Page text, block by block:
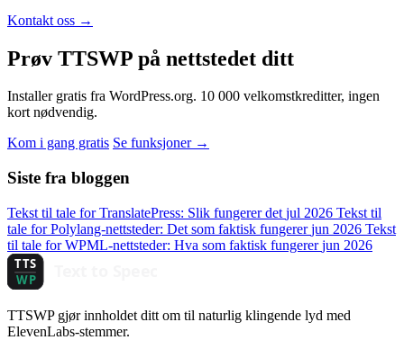
Kontakt oss →
Prøv TTSWP på nettstedet ditt
Installer gratis fra WordPress.org. 10 000 velkomstkreditter, ingen
kort nødvendig.
Kom i gang gratis Se funksjoner →
Siste fra bloggen
Tekst til tale for TranslatePress: Slik fungerer det jul 2026 Tekst til
tale for Polylang-nettsteder: Det som faktisk fungerer jun 2026 Tekst
til tale for WPML-nettsteder: Hva som faktisk fungerer jun 2026
TTSWP gjør innholdet ditt om til naturlig klingende lyd med
ElevenLabs-stemmer.